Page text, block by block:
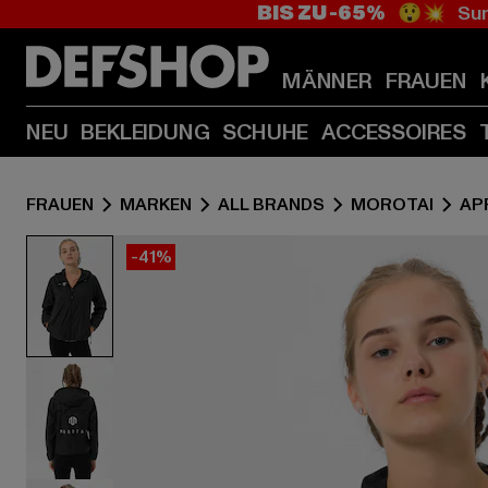
BIS ZU -65% 😲💥
MÄNNER FRAUEN
NEU BEKLEIDUNG SCHUHE ACCESSOIRES
FRAUEN MARKEN ALL BRANDS MOROTAI
-41%